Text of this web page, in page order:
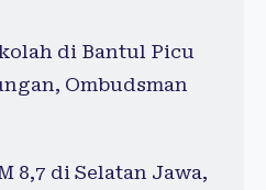
di Bantul Picu
Ombudsman
8,7 di Selatan Jawa,